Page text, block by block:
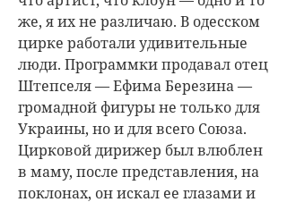
же, я их не различаю. В одесском
цирке работали удивительные
люди. Программки продавал отец
Штепселя — Ефима Березина —
громадной фигуры не только для
Украины, но и для всего Союза.
Цирковой дирижер был влюблен
в маму, после представления, на
поклонах, он искал ее глазами и